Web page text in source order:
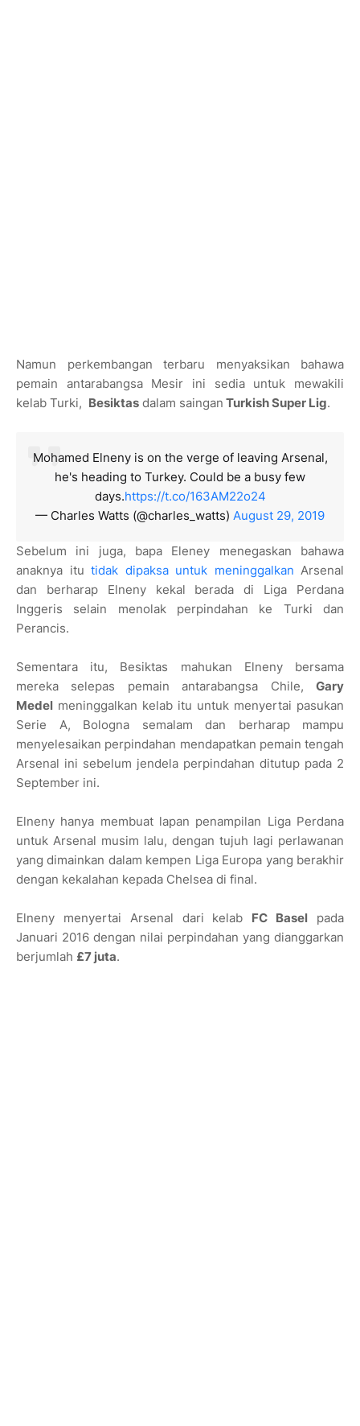
Namun perkembangan terbaru menyaksikan bahawa
pemain antarabangsa Mesir ini sedia untuk mewakili
kelab Turki, Besiktas dalam saingan Turkish Super Lig.
Mohamed Elneny is on the verge of leaving Arsenal,
he's heading to Turkey. Could be a busy few
days.https://t.co/163AM22o24
— Charles Watts (@charles_watts) August 29, 2019
Sebelum ini juga, bapa Eleney menegaskan bahawa
anaknya itu tidak dipaksa untuk meninggalkan Arsenal
dan berharap Elneny kekal berada di Liga Perdana
Inggeris selain menolak perpindahan ke Turki dan
Perancis.
Sementara itu, Besiktas mahukan Elneny bersama
mereka selepas pemain antarabangsa Chile, Gary
Medel meninggalkan kelab itu untuk menyertai pasukan
Serie A, Bologna semalam dan berharap mampu
menyelesaikan perpindahan mendapatkan pemain tengah
Arsenal ini sebelum jendela perpindahan ditutup pada 2
September ini.
Elneny hanya membuat lapan penampilan Liga Perdana
untuk Arsenal musim lalu, dengan tujuh lagi perlawanan
yang dimainkan dalam kempen Liga Europa yang berakhir
dengan kekalahan kepada Chelsea di final.
Elneny menyertai Arsenal dari kelab FC Basel pada
Januari 2016 dengan nilai perpindahan yang dianggarkan
berjumlah £7 juta.